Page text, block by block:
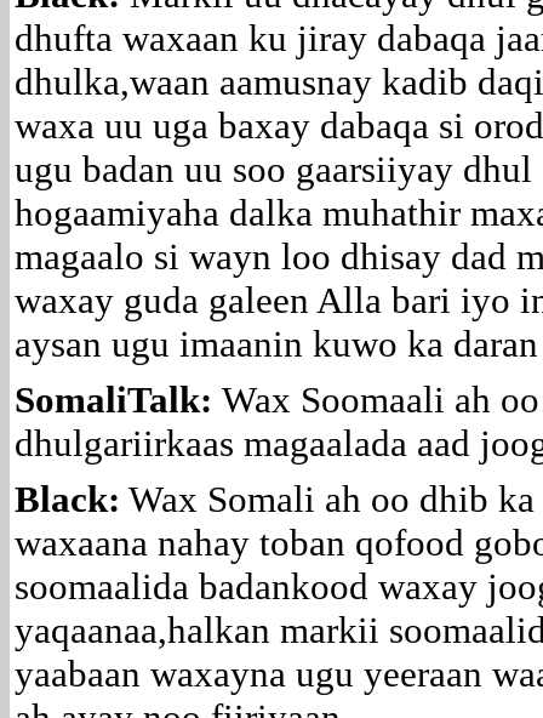
dhufta waxaan ku jiray dabaqa
dhulka,waan aamusnay kadib
waxa uu uga baxay dabaqa si
ugu badan uu soo gaarsiiyay
hogaamiyaha dalka muhathir
magaalo si wayn loo dhisay dad
waxay guda galeen Alla bari iyo
aysan ugu imaanin kuwo ka
SomaliTalk: Wax Soomaali ah
dhulgariirkaas magaalada aad
Black: Wax Somali ah oo dhib
waxaana nahay toban qofood
soomaalida badankood waxay
yaqaanaa,halkan markii
yaabaan waxayna ugu yeeraan